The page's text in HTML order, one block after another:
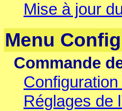
Mise à jour
Menu
Commande
Réglages de